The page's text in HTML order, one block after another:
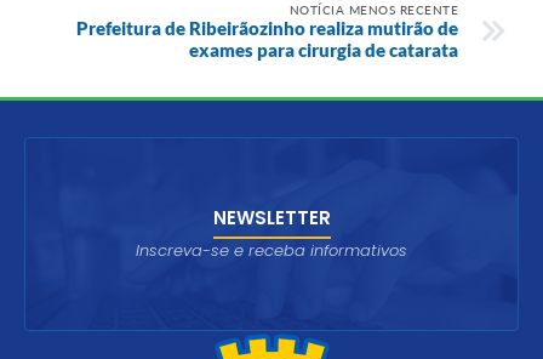
NOTÍCIA MENOS RECENTE
Prefeitura de Ribeirãozinho realiza mutirão de
exames para cirurgia de catarata
NEWSLETTER
Inscreva-se e receba informativos